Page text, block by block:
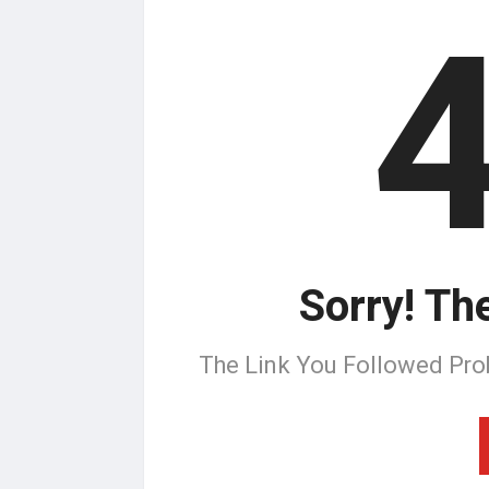
Sorry!
The Link You Followed